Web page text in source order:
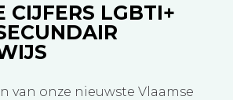
CIJFERS LGBTI+
van onze nieuwste Vlaamse